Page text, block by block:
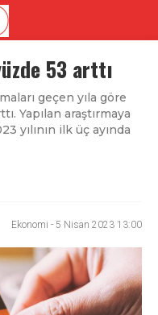
53 arttı
geçen yıla göre
Yapılan araştırmaya
yılının ilk üç ayında
Ekonomi - 5 Nisan 2023 13:00